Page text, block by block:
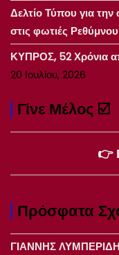
Δελτίο Τύπου για
στις φωτιές Ρεθύμνου
ΚΥΠΡΟΣ, 52 Χρόνια
20 Ιουλίου, 2026
Γίνε Μέλος ☑️
👉
Πρόσφατα
ΓΙΑΝΝΗΣ